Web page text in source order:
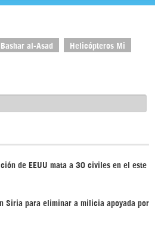
Bashar al-Asad Helicópteros Mi
de EEUU mata a 30 civiles en el este
Siria para eliminar a milicia apoyada por